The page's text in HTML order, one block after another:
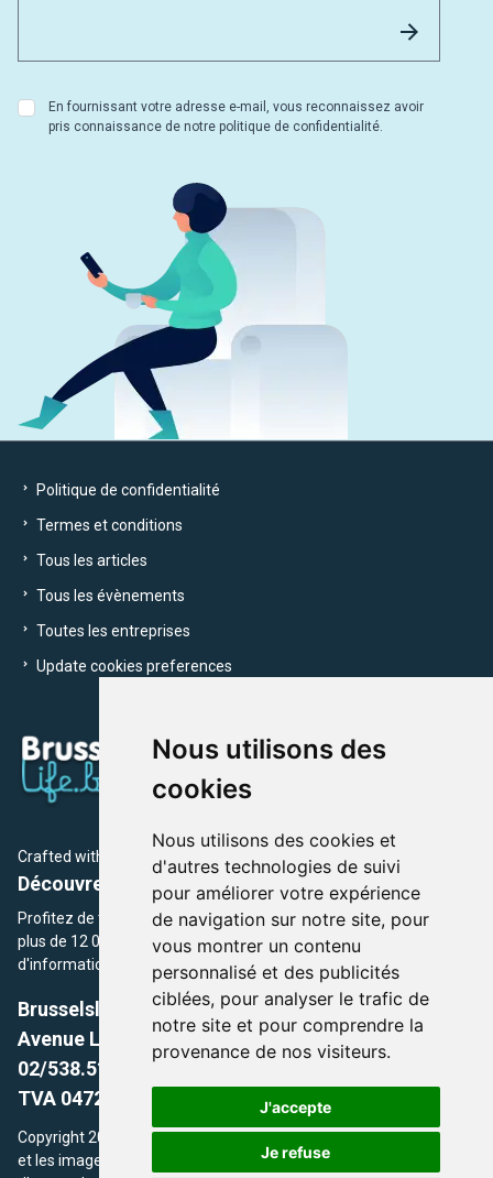
Nous utilisons des
cookies
Nous utilisons des cookies et
d'autres technologies de suivi
pour améliorer votre expérience
de navigation sur notre site, pour
vous montrer un contenu
personnalisé et des publicités
ciblées, pour analyser le trafic de
notre site et pour comprendre la
provenance de nos visiteurs.
J'accepte
Je refuse
En fournissant votre adresse e-mail, vous reconnaissez avoir
pris connaissance de notre politique de confidentialité.
Politique de confidentialité
Termes et conditions
Tous les articles
Tous les évènements
Toutes les entreprises
Update cookies preferences
Crafted with by Brusselslife Team
Découvrez plus de 12 000 adresses et événements
Profitez de toutes les sections de BrusselsLife.be et découvrez
plus de 12 000 adresses et un grand choix d'événements,
d'informations et de conseils et astuces de notre écriture.
Brusselslife.be
Avenue Louise, 500 -1050 Ixelles, Brussels,
02/538.51.49.
TVA 0472.281.221
Copyright 2026 © Brusselslife.be Tous droits réservés. Le contenu
et les images utilisés sur ce site sont protégés par le droit